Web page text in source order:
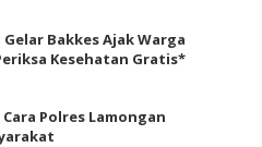
Bakkes Ajak Warga
Kesehatan Gratis*
Polres Lamongan